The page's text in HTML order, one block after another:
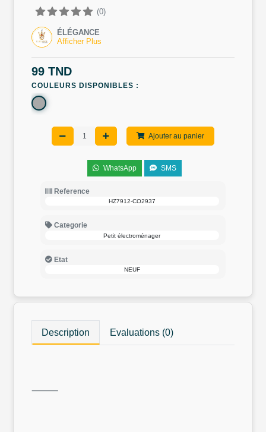
(0)
ÉLÉGANCE
Afficher Plus
99 TND
COULEURS DISPONIBLES :
Ajouter au panier
WhatsApp SMS
Reference
HZ7912-CO2937
Categorie
Petit électroménager
Etat
NEUF
Description Evaluations (0)
⸻